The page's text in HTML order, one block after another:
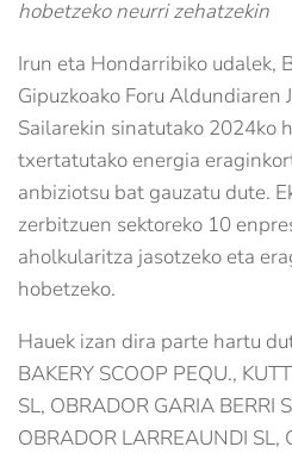
hobetzeko neurri zehatzekin
Irun eta Hondarribiko udalek,
Gipuzkoako Foru Aldundiaren
Sailarekin sinatutako 2024ko
txertatutako energia
anbiziotsu bat gauzatu dute.
zerbitzuen sektoreko 10
aholkularitza jasotzeko eta
hobetzeko.
Hauek izan dira parte hartu
BAKERY SCOOP PEQU.,
SL, OBRADOR GARIA BERRI
OBRADOR LARREAUNDI SL,